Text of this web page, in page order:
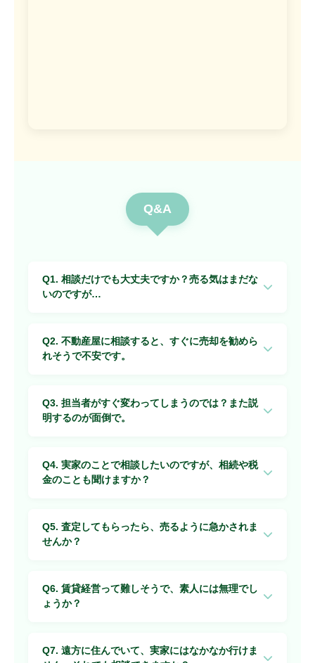
Q&A
Q1. 相談だけでも大丈夫ですか？売る気はまだな
いのですが…
が私たちのスタートです。売る・売らないは、その後で
ゆっくり決めていただければ大丈夫です。
Q2. 不動産屋に相談すると、すぐに売却を勧めら
れそうで不安です。
ん。お客様の状況やご希望をじっくりお聞きした上で、
最善のご提案をいたします。実際、ご相談から3〜4年後
Q3. 担当者がすぐ変わってしまうのでは？また説
明するのが面倒で。
が責任を持ってお付き合いします。大手のように異動や
退職で担当が変わる心配はありません。
Q4. 実家のことで相談したいのですが、相続や税
金のことも聞けますか？
の専門家と連携しており、相続登記や税金に関すること
も含めてトータルでサポートいたします。
Q5. 査定してもらったら、売るように急かされま
せんか？
査定後に無理なご連絡をすることはありません。お客様
のペースに合わせてご対応いたします。
Q6. 賃貸経営って難しそうで、素人には無理でし
ょうか？
定・入居者募集・管理まで、当社がしっかりサポートし
Q7. 遠方に住んでいて、実家にはなかなか行けま